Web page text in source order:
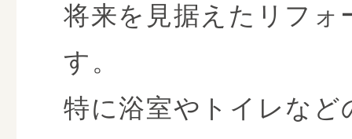
将来を見据えたリフォ
す。
特に浴室やトイレなど